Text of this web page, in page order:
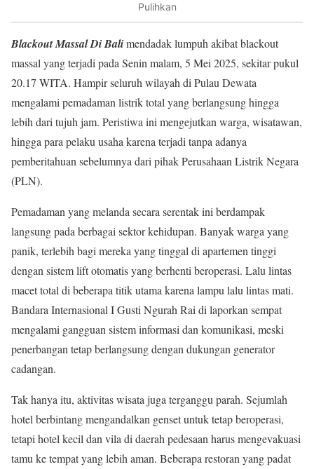
Pulihkan
Blackout Massal Di Balimendadak lumpuh akibat blackout
massal yang terjadi pada Senin malam, 5 Mei 2025, sekitar pukul
20.17 WITA. Hampir seluruh wilayah di Pulau Dewata
mengalami pemadaman listrik total yang berlangsung hingga
lebih dari tujuh jam. Peristiwa ini mengejutkan warga, wisatawan,
hingga para pelaku usaha karena terjadi tanpa adanya
pemberitahuan sebelumnya dari pihak Perusahaan Listrik Negara
(PLN).
Pemadaman yang melanda secara serentak ini berdampak
langsung pada berbagai sektor kehidupan. Banyak warga yang
panik, terlebih bagi mereka yang tinggal di apartemen tinggi
dengan sistem lift otomatis yang berhenti beroperasi. Lalu lintas
macet total di beberapa titik utama karena lampu lalu lintas mati.
Bandara Internasional I Gusti Ngurah Rai di laporkan sempat
mengalami gangguan sistem informasi dan komunikasi, meski
penerbangan tetap berlangsung dengan dukungan generator
cadangan.
Tak hanya itu, aktivitas wisata juga terganggu parah. Sejumlah
hotel berbintang mengandalkan genset untuk tetap beroperasi,
tetapi hotel kecil dan vila di daerah pedesaan harus mengevakuasi
tamu ke tempat yang lebih aman. Beberapa restoran yang padat